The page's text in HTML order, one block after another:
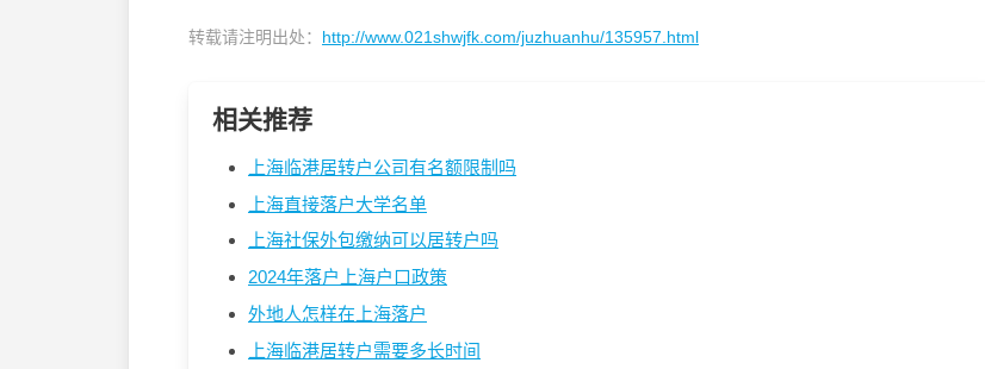
转载请注明出处： http://www.021shwjfk.com/juzhuanhu/135957.html
相关推荐
上海临港居转户公司有名额限制吗
上海直接落户大学名单
上海社保外包缴纳可以居转户吗
2024年落户上海户口政策
外地人怎样在上海落户
上海临港居转户需要多长时间